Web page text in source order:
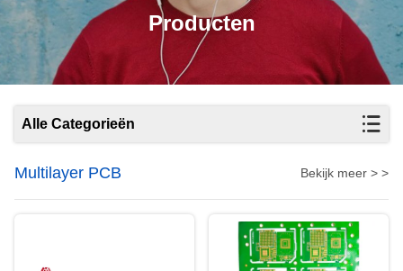
Producten
Alle Categorieën
Multilayer PCB Bekijk meer > >